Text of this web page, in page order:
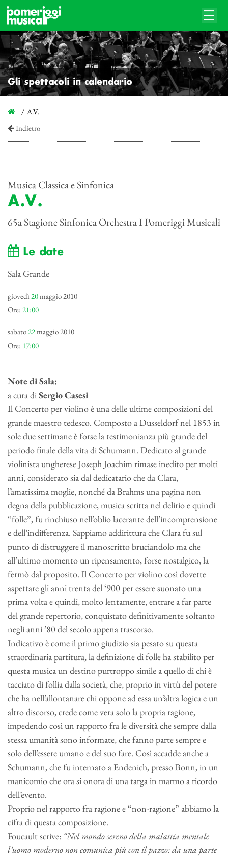
Gli spettacoli in calendario
A.V.
Indietro
Musica Classica e Sinfonica
A.V.
65a Stagione Sinfonica Orchestra I Pomeriggi Musicali
Le date
Sala Grande
giovedì 20maggio 2010
Ore: 21:00
sabato22maggio 2010
Ore: 17:00
Note di Sala:
a cura diSergio Casesi
Il Concerto per violino è una delle ultime composizioni del
grande maestro tedesco. Composto a Dusseldorf nel 1853 in
sole due settimane è forse la testimonianza più grande del
periodo finale della vita di Schumann. Dedicato al grande
violinista ungherese Joseph Joachim rimase inedito per molti
anni, considerato sia dal dedicatario che da Clara,
l’amatissima moglie, nonché da Brahms una pagina non
degna della pubblicazione, musica scritta nel delirio e quindi
“folle”, fu rinchiuso nell’oblio lacerante dell’incomprensione
e dell’indifferenza. Sappiamo addirittura che Clara fu sul
punto di distruggere il manoscritto bruciandolo ma che
all’ultimo momento un ripensamento, forse nostalgico, la
fermò dal proposito. Il Concerto per violino così dovette
aspettare gli anni trenta del ‘900 per essere suonato una
prima volta e quindi, molto lentamente, entrare a far parte
del grande repertorio, conquistato definitivamente soltanto
negli anni ’80 del secolo appena trascorso.
Indicativo è come il primo giudizio sia pesato su questa
straordinaria partitura, la definizione di folle ha stabilito per
questa musica un destino purtroppo simile a quello di chi è
tacciato di follia dalla società, che, proprio in virtù del potere
che ha nell’allontanare chi oppone ad essa un’altra logica e un
altro discorso, crede come vera solo la propria ragione,
impedendo così un rapporto fra le diversità che sempre dalla
stessa umanità sono informate, che fanno parte sempre e
solo dell’essere umano e del suo fare. Così accadde anche a
Schumann, che fu internato a Endenich, presso Bonn, in un
manicomio che ora si onora di una targa in marmo a ricordo
dell’evento.
Proprio nel rapporto fra ragione e “non-ragione” abbiamo la
cifra di questa composizione.
Foucault scrive: “Nel mondo sereno della malattia mentale
l’uomo moderno non comunica più con il pazzo: da una parte